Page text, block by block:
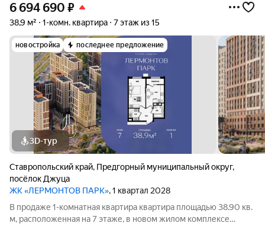
6 694 690 ₽
38,9 м² 1-комн. квартира 7 этаж из 15
новостройка последнее предложение
3D-тур
Ставропольский край, Предгорный муниципальный округ,
посёлок Джуца
ЖК «ЛЕРМОНТОВ ПАРК», 1 квартал 2028
В продаже 1-комнатная квартира квартира площадью 38.90 кв.
м, расположенная на 7 этаже, в новом жилом комплексе